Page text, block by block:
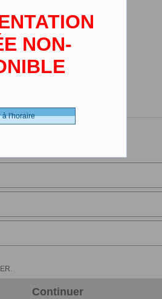
Continuer
NON-
à l'horaire